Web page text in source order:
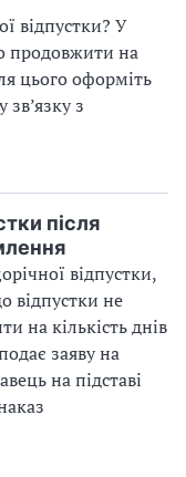
відпустки? У
продовжити на
цього оформіть
з
після
відпустки,
відпустки не
на кількість днів
заяву на
на підставі